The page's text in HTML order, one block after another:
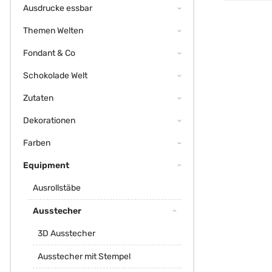
Ausdrucke essbar
Themen Welten
Fondant & Co
Schokolade Welt
Zutaten
Dekorationen
Farben
Equipment
Ausrollstäbe
Ausstecher
3D Ausstecher
Ausstecher mit Stempel